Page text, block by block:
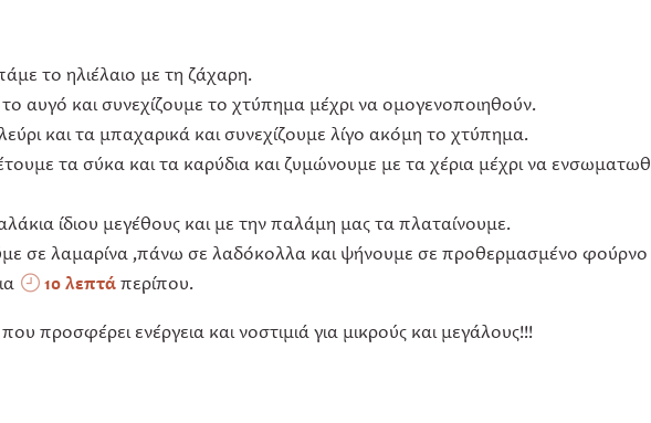
το ηλιέλαιο με τη ζάχαρη.
αυγό και συνεχίζουμε το χτύπημα μέχρι να ομογενοποιηθούν.
και τα μπαχαρικά και συνεχίζουμε λίγο ακόμη το χτύπημα.
τα σύκα και τα καρύδια και ζυμώνουμε με τα χέρια μέχρι να
ίδιου μεγέθους και με την παλάμη μας τα πλαταίνουμε.
σε λαμαρίνα ,πάνω σε λαδόκολλα και ψήνουμε σε προθερμασμένο φούρνο
10 λεπτάπερίπου.
προσφέρει ενέργεια και νοστιμιά για μικρούς και μεγάλους!!!